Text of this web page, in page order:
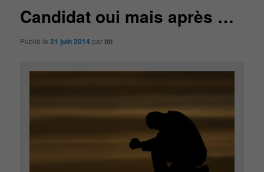
Candidat oui mais après …
Publié le21 juin 2014 partiti